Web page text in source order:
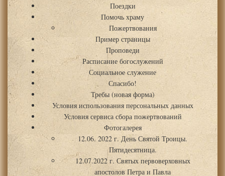
Поездки
Помочь храму
Пожертвования
Пример страницы
Проповеди
Расписание богослужений
Социальное служение
Спасибо!
Требы (новая форма)
Условия использования персональных данных
Условия сервиса сбора пожертвований
Фотогалерея
12.06. 2022 г. День Святой Троицы.
Пятидесятница.
12.07.2022 г. Святых первоверховных
апостолов Петра и Павла